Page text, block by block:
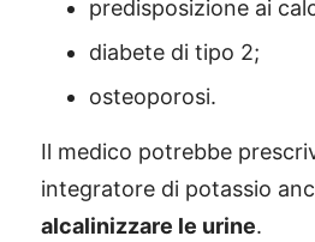
predisposizione ai
diabete di tipo 2;
osteoporosi.
Il medico potrebbe
integratore di potassio
alcalinizzare le urine.